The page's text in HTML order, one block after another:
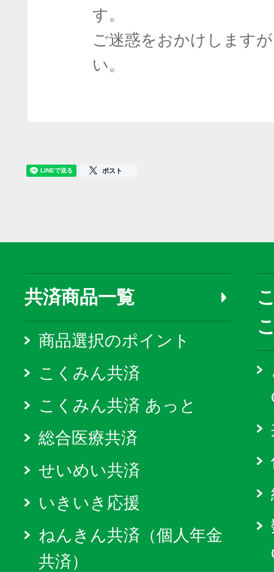
す。
ご迷惑をおかけします
い。
ポスト
共済商品一覧
商品選択のポイント
こくみん共済
こくみん共済 あっと
総合医療共済
せいめい共済
いきいき応援
ねんきん共済（個人年金
共済）